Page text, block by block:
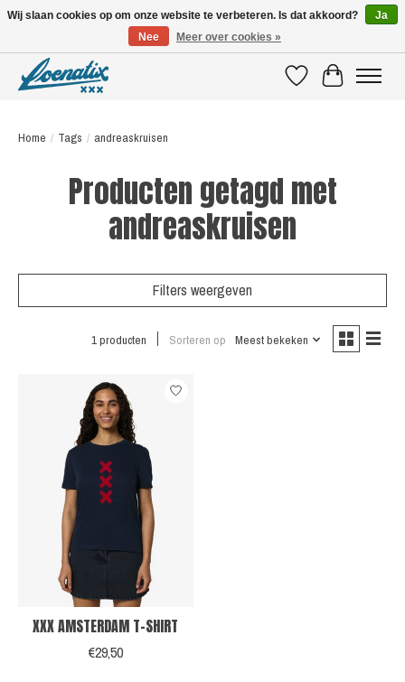
VerlanglijstWinkelwagen
Home / Tags / andreaskruisen
Producten getagd met
andreaskruisen
Filters weergeven
1 producten Sorteren op Meest bekeken
XXX AMSTERDAM T-SHIRT
€29,50
Wij slaan cookies op om onze website te verbeteren. Is dat akkoord?
Ja
Nee
Meer over cookies »